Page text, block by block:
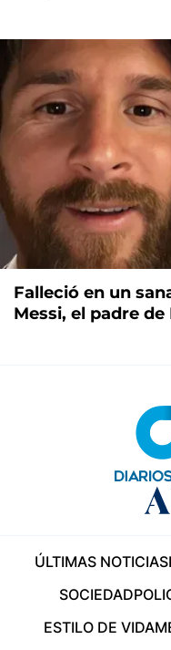
Falleció en un
Messi, el padre
ÚLTIMAS NOTICIAS
SOCIEDAD
ESTILO DE VIDA